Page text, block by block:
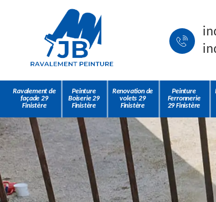
Ravalement de
façade 29
Finistère
Peinture
Boiserie 29
Finistère
Renovation de
volets 29
Finistère
Peinture
Ferronnerie
29 Finistère